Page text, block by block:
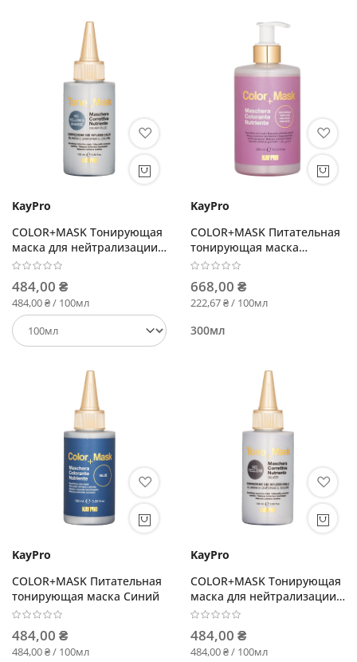
KayPro
COLOR+MASK Тонирующая
маска для нейтрализации
желтого и оранжевого
484,00 ₴
484,00 ₴ / 100мл
KayPro
COLOR+MASK Питательная
тонирующая маска
Пастельный розовый
668,00 ₴
222,67 ₴ / 100мл
300мл
KayPro
COLOR+MASK Питательная
тонирующая маска Синий
484,00 ₴
484,00 ₴ / 100мл
KayPro
COLOR+MASK Тонирующая
маска для нейтрализации
желтого оттенка
484,00 ₴
484,00 ₴ / 100мл